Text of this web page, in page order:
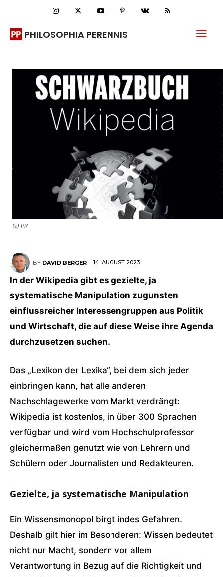
PHILOSOPHIA PERENNIS
(c) PR
BY DAVID BERGER 14. AUGUST 2023
In der Wikipedia gibt es gezielte, ja
systematische Manipulation zugunsten
einflussreicher Interessengruppen aus Politik
und Wirtschaft, die auf diese Weise ihre Agenda
durchzusetzen suchen.
Das „Lexikon der Lexika“, bei dem sich jeder
einbringen kann, hat alle anderen
Nachschlagewerke vom Markt verdrängt:
Wikipedia ist kostenlos, in über 300 Sprachen
verfügbar und wird vom Hochschulprofessor
gleichermaßen genutzt wie von Lehrern und
Schülern oder Journalisten und Redakteuren.
Gezielte, ja systematische Manipulation
Ein Wissensmonopol birgt indes Gefahren.
Deshalb gilt hier im Besonderen: Wissen bedeutet
nicht nur Macht, sondern vor allem
Verantwortung in Bezug auf die Richtigkeit und